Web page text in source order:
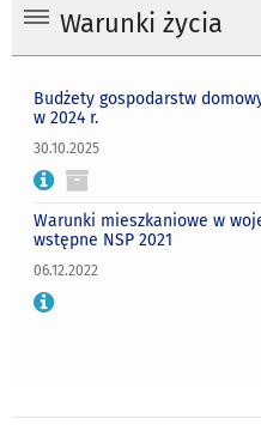
Warunki życia
Budżety gospodarstw
w 2024 r.
30.10.2025
Warunki mieszkaniowe w
wstępne NSP 2021
06.12.2022